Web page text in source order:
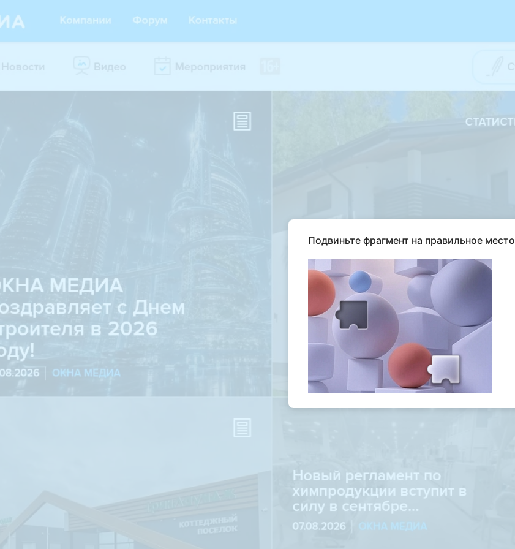
Подвиньте фрагмент на правильное место